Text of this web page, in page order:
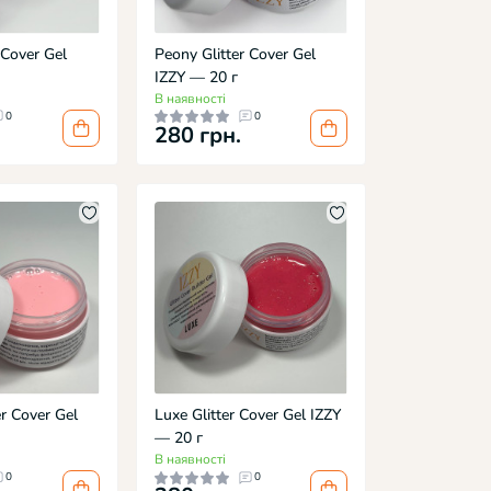
Gel
0
Peony Glitter Cover Gel
IZZY — 20 г
В наявності
0
280 грн.
Cover Gel
0
Luxe Glitter Cover Gel IZZY
— 20 г
В наявності
0